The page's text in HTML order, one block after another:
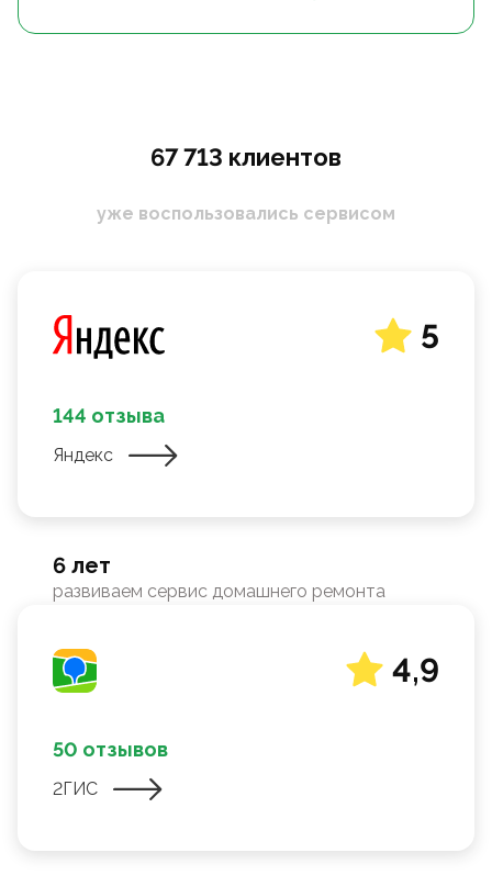
67 713 клиентов
уже воспользовались сервисом
5
144 отзыва
Яндекс
6 лет
развиваем сервис домашнего ремонта
4,9
50 отзывов
2ГИС